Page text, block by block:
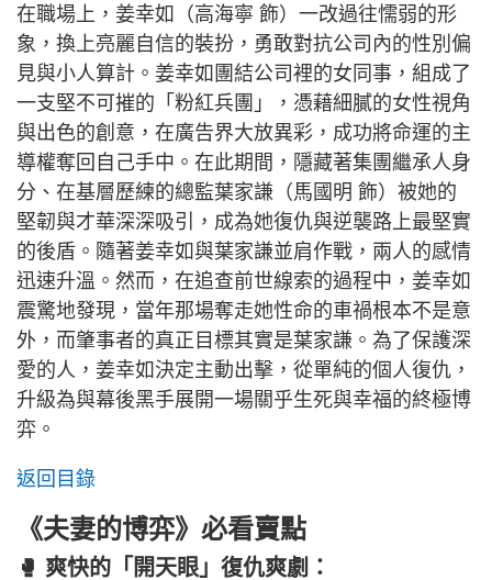
在職場上，姜幸如（高海寧 飾）一改過往懦弱的形
象，換上亮麗自信的裝扮，勇敢對抗公司內的性別偏
見與小人算計。姜幸如團結公司裡的女同事，組成了
一支堅不可摧的「粉紅兵團」，憑藉細膩的女性視角
與出色的創意，在廣告界大放異彩，成功將命運的主
導權奪回自己手中。在此期間，隱藏著集團繼承人身
分、在基層歷練的總監葉家謙（馬國明 飾）被她的
堅韌與才華深深吸引，成為她復仇與逆襲路上最堅實
的後盾。隨著姜幸如與葉家謙並肩作戰，兩人的感情
迅速升溫。然而，在追查前世線索的過程中，姜幸如
震驚地發現，當年那場奪走她性命的車禍根本不是意
外，而肇事者的真正目標其實是葉家謙。為了保護深
愛的人，姜幸如決定主動出擊，從單純的個人復仇，
升級為與幕後黑手展開一場關乎生死與幸福的終極博
弈。
返回目錄
《夫妻的博弈》必看賣點
🥊 爽快的「開天眼」復仇爽劇：